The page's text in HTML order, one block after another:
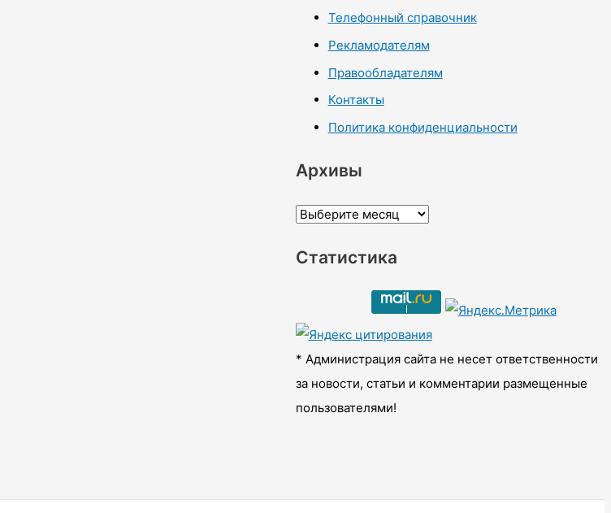
Телефонный справочник
Рекламодателям
Правообладателям
Контакты
Политика конфиденциальности
Архивы
А
х
ы
Статистика
* Администрация сайта не несет ответственности
за новости, статьи и комментарии размещенные
пользователями!